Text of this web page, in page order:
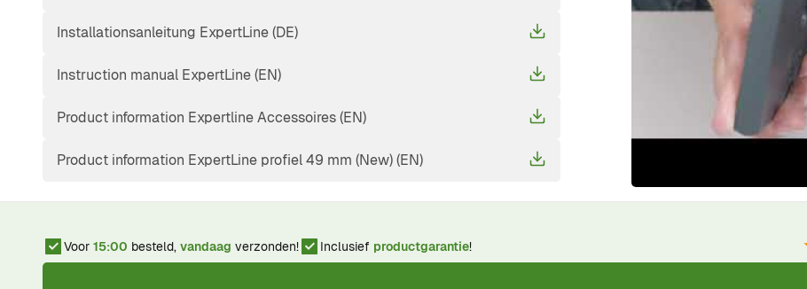
Installationsanleitung ExpertLine (DE)
Instruction manual ExpertLine (EN)
Product information Expertline Accessoires (EN)
Product information ExpertLine profiel 49 mm (New) (EN)
Voor 15:00 besteld, vandaag verzonden! Inclusief productgarantie!